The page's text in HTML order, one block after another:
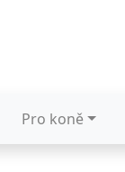
Pro koně